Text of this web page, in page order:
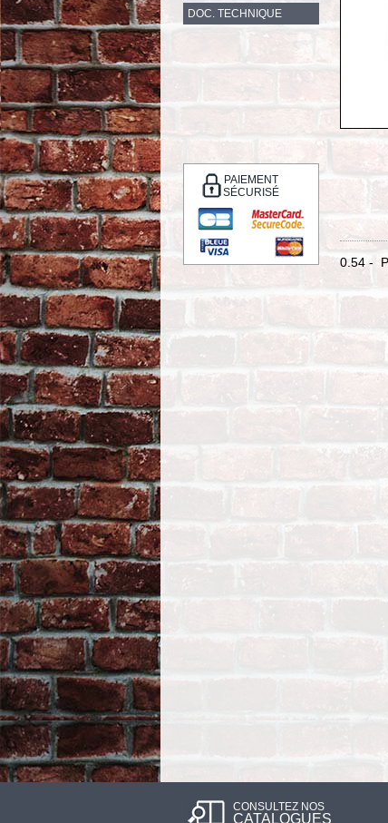
DOC. TECHNIQUE
PAIEMENT
SÉCURISÉ
0.54 -
CONSULTEZ NOS
CATALOGUES